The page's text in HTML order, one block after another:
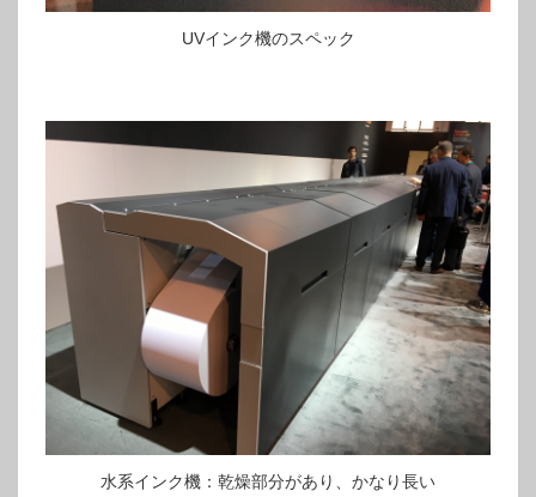
UVインク機のスペック
水系インク機：乾燥部分があり、かなり長い